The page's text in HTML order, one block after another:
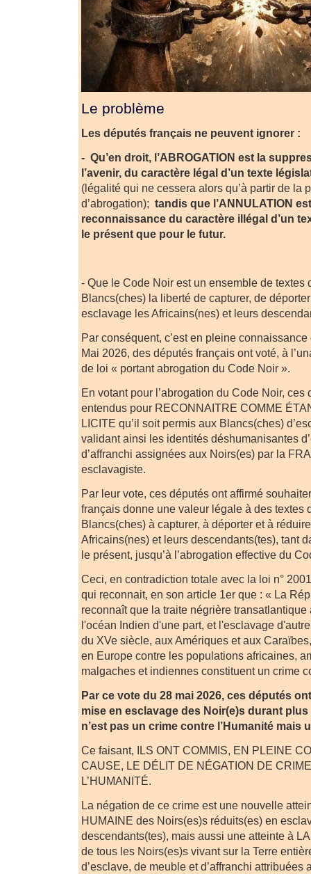
Le problème
Les députés français ne peuvent ignorer :
- Qu’en droit, l’ABROGATION est la
l’avenir, du caractère légal d’un texte
(légalité qui ne cessera alors qu’à partir de la
d’abrogation); tandis que l’ANNULATION
reconnaissance du caractère illégal d’un
le présent que pour le futur.
- Que le Code Noir est un ensemble de textes
Blancs(ches) la liberté de capturer, de
esclavage les Africains(nes) et leurs
Par conséquent, c’est en pleine
Mai 2026, des députés français ont voté, à
de loi « portant abrogation du Code Noir ».
En votant pour l’abrogation du Code Noir, ces
entendus pour RECONNAITRE COMME
LICITE qu’il soit permis aux Blancs(ches)
validant ainsi les identités déshumanisantes
d’affranchi assignées aux Noirs(es) par la
esclavagiste.
Par leur vote, ces députés ont affirmé
français donne une valeur légale à des textes
Blancs(ches) à capturer, à déporter et à
Africains(nes) et leurs descendants(tes), tant
le présent, jusqu’à l’abrogation effective du
Ceci, en contradiction totale avec la loi n°
qui reconnait, en son article 1er que : « La
reconnaît que la traite négrière
l'océan Indien d'une part, et l'esclavage
du XVe siècle, aux Amériques et aux
en Europe contre les populations africaines,
malgaches et indiennes constituent un crime
Par ce vote du 28 mai 2026, ces députés
mise en esclavage des Noir(e)s durant
n’est pas un crime contre l’Humanité mais
Ce faisant, ILS ONT COMMIS, EN PLEINE
CAUSE, LE DÉLIT DE NÉGATION DE
L’HUMANITÉ.
La négation de ce crime est une nouvelle
HUMAINE des Noirs(es)s réduits(es) en
descendants(tes), mais aussi une atteinte à
de tous les Noirs(es)s vivant sur la Terre
d’esclave, de meuble et d’affranchi attribuées